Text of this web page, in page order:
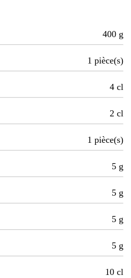
400 g
1 pièce(s)
4 cl
2 cl
1 pièce(s)
5 g
5 g
5 g
5 g
10 cl